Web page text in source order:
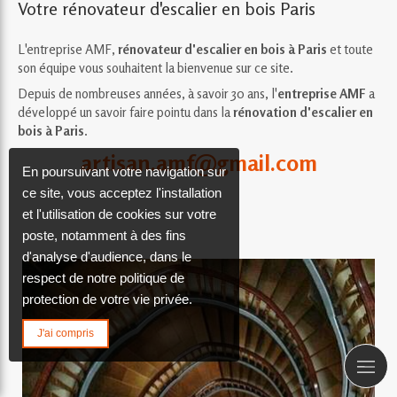
Votre rénovateur d'escalier en bois Paris
L'entreprise AMF, rénovateur d'escalier en bois à Paris et toute
son équipe vous souhaitent la bienvenue sur ce site.
Depuis de nombreuses années, à savoir 30 ans, l'entreprise AMF a
développé un savoir faire pointu dans larénovation d'escalier en
bois à Paris.
artisan.amf@gmail.com
En poursuivant votre navigation sur
ce site, vous acceptez l'installation
et l'utilisation de cookies sur votre
poste, notamment à des fins
d'analyse d'audience, dans le
respect de notre politique de
protection de votre vie privée.
J'ai compris